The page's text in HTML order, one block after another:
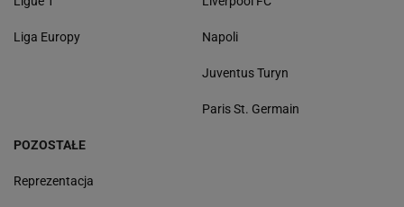
Liga Europy Napoli
Juventus Turyn
Paris St. Germain
POZOSTAŁE
Reprezentacja